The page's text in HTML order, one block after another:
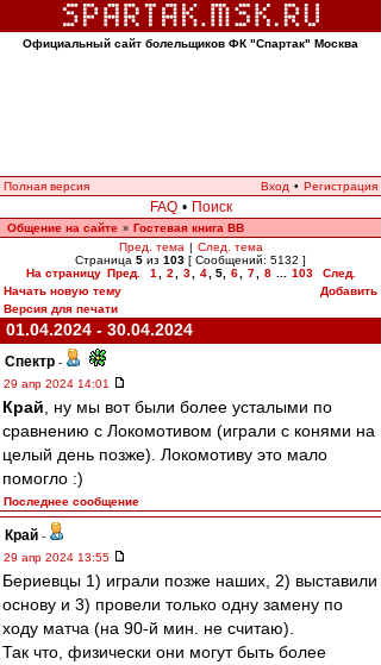
Официальный сайт болельщиков ФК "Спартак" Москва
Полная версия Вход • Регистрация
FAQ • Поиск
Общение на сайте » Гостевая книга ВВ
Пред. тема | След. тема
Страница 5 из 103 [ Сообщений: 5132 ]
На страницу Пред. 1 2 3 4 5, 6 7 8 103
След.
Начать новую тему
Добавить
Версия для печати
01.04.2024 - 30.04.2024
Спектр -
29 апр 2024 14:01
Край , ну мы вот были более усталыми по
сравнению с Локомотивом (играли с конями на
целый день позже). Локомотиву это мало
помогло :)
Последнее сообщение
Край -
29 апр 2024 13:55
Бериевцы 1) играли позже наших, 2) выставили
основу и 3) провели только одну замену по
ходу матча (на 90-й мин. не считаю).
Так что, физически они могут быть более